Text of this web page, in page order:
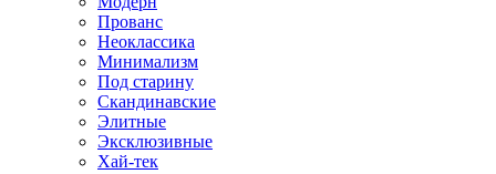
Прованс
Неоклассика
Минимализм
Под старину
Скандинавские
Элитные
Эксклюзивные
Хай-тек